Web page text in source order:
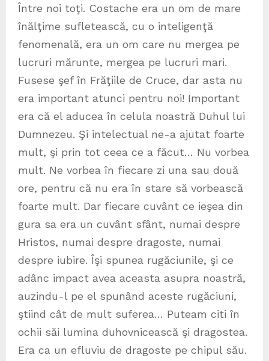
Între noi toţi. Costache era un om de mare
înălţime sufletească, cu o inteligenţă
fenomenală, era un om care nu mergea pe
lucruri mărunte, mergea pe lucruri mari.
Fusese şef în Frăţiile de Cruce, dar asta nu
era important atunci pentru noi! Important
era că el aducea în celula noastră Duhul lui
Dumnezeu. Şi intelectual ne-a ajutat foarte
mult, şi prin tot ceea ce a făcut… Nu vorbea
mult. Ne vorbea în fiecare zi una sau două
ore, pentru că nu era în stare să vorbească
foarte mult. Dar fiecare cuvânt ce ieşea din
gura sa era un cuvânt sfânt, numai despre
Hristos, numai despre dragoste, numai
despre iubire. Îşi spunea rugăciunile, şi ce
adânc impact avea aceasta asupra noastră,
auzindu-l pe el spunând aceste rugăciuni,
ştiind cât de mult suferea… Puteam citi în
ochii săi lumina duhovnicească şi dragostea.
Era ca un efluviu de dragoste pe chipul său.